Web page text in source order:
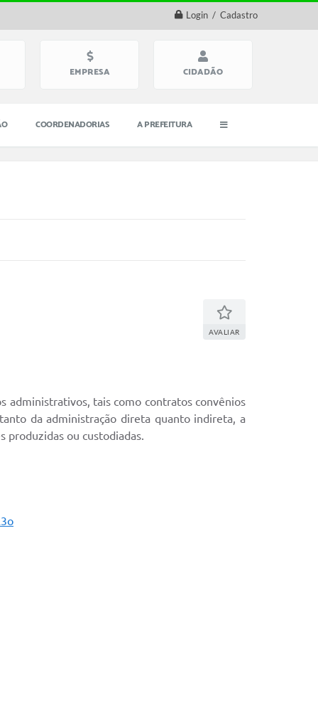
Login / Cadastro
CIDADÃO
EMPRESA
COORDENADORIAS A PREFEITURA
AVALIAR
administrativos, tais como contratos convênios
da administração direta quanto indireta, a
ou custodiadas.